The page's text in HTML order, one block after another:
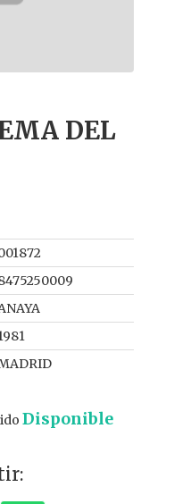
DEL
Disponible